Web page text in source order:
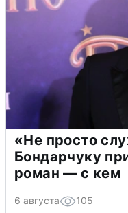
«Не просто
Бондарчуку
роман — с кем
6 августа 105